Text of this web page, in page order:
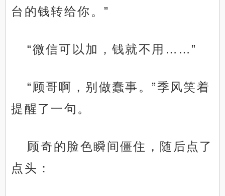
台的钱转给你。”
“微信可以加，钱就不用……”
“顾哥啊，别做蠢事。”季风笑着
提醒了一句。
顾奇的脸色瞬间僵住，随后点了
点头：